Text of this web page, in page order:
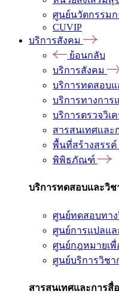
ศูนย์นวัตกรรมก
CUVIP
บริการสังคม
ย้อนกลับ
บริการสังคม
บริการทดสอบแ
บริการทางการ
บริการตรวจวิ
สารสนเทศและ
พื้นที่สร้างสรรค์
พิพิธภัณฑ์
บริการทดสอบและวิช
ศูนย์ทดสอบทา
ศูนย์การแปลแล
ศูนย์กฎหมายเ
ศูนย์บริการวิช
สารสนเทศและการสื่